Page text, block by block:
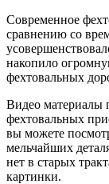
Современное
сравнению со
накопило
фехтовальных
Видео материалы
фехтовальных
вы можете
мельчайших
нет в старых
картинки.